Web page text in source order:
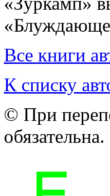
Все книги
К списку
© При
обязательна.